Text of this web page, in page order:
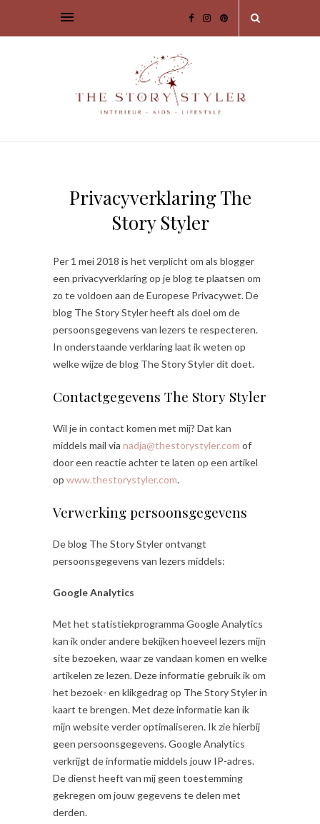
Privacyverklaring The
Story Styler
Per 1 mei 2018 is het verplicht om als blogger
een privacyverklaring op je blog te plaatsen om
zo te voldoen aan de Europese Privacywet. De
blog The Story Styler heeft als doel om de
persoonsgegevens van lezers te respecteren.
In onderstaande verklaring laat ik weten op
welke wijze de blog The Story Styler dit doet.
Contactgegevens The Story Styler
Wil je in contact komen met mij? Dat kan
middels mail via nadja@thestorystyler.com of
door een reactie achter te laten op een artikel
op www.thestorystyler.com.
Verwerking persoonsgegevens
De blog The Story Styler ontvangt
persoonsgegevens van lezers middels:
Google Analytics
Met het statistiekprogramma Google Analytics
kan ik onder andere bekijken hoeveel lezers mijn
site bezoeken, waar ze vandaan komen en welke
artikelen ze lezen. Deze informatie gebruik ik om
het bezoek- en klikgedrag op The Story Styler in
kaart te brengen. Met deze informatie kan ik
mijn website verder optimaliseren. Ik zie hierbij
geen persoonsgegevens. Google Analytics
verkrijgt de informatie middels jouw IP-adres.
De dienst heeft van mij geen toestemming
gekregen om jouw gegevens te delen met
derden.